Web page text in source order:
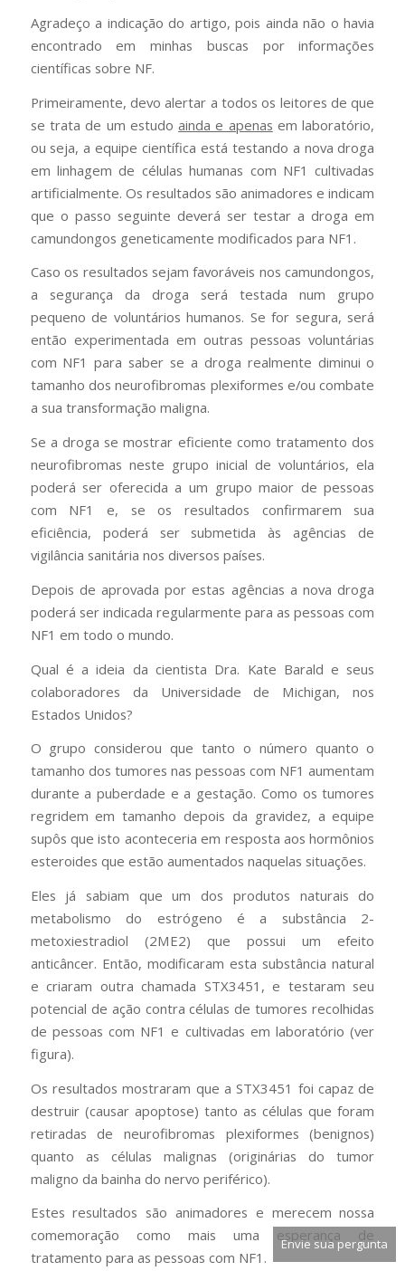
Envie sua pergunta
Agradeço a indicação do artigo, pois ainda não o havia
encontrado em minhas buscas por informações
científicas sobre NF.
Primeiramente, devo alertar a todos os leitores de que
se trata de um estudoainda e apenas em laboratório,
ou seja, a equipe científica está testando a nova droga
em linhagem de células humanas com NF1 cultivadas
artificialmente. Os resultados são animadores e indicam
que o passo seguinte deverá ser testar a droga em
camundongos geneticamente modificados para NF1.
Caso os resultados sejam favoráveis nos camundongos,
a segurança da droga será testada num grupo
pequeno de voluntários humanos. Se for segura, será
então experimentada em outras pessoas voluntárias
com NF1 para saber se a droga realmente diminui o
tamanho dos neurofibromas plexiformes e/ou combate
a sua transformação maligna.
Se a droga se mostrar eficiente como tratamento dos
neurofibromas neste grupo inicial de voluntários, ela
poderá ser oferecida a um grupo maior de pessoas
com NF1 e, se os resultados confirmarem sua
eficiência, poderá ser submetida às agências de
vigilância sanitária nos diversos países.
Depois de aprovada por estas agências a nova droga
poderá ser indicada regularmente para as pessoas com
NF1 em todo o mundo.
Qual é a ideia da cientista Dra. Kate Barald e seus
colaboradores da Universidade de Michigan, nos
Estados Unidos?
O grupo considerou que tanto o número quanto o
tamanho dos tumores nas pessoas com NF1 aumentam
durante a puberdade e a gestação. Como os tumores
regridem em tamanho depois da gravidez, a equipe
supôs que isto aconteceria em resposta aos hormônios
esteroides que estão aumentados naquelas situações.
Eles já sabiam que um dos produtos naturais do
metabolismo do estrógeno é a substância 2-
metoxiestradiol (2ME2) que possui um efeito
anticâncer. Então, modificaram esta substância natural
e criaram outra chamada STX3451, e testaram seu
potencial de ação contra células de tumores recolhidas
de pessoas com NF1 e cultivadas em laboratório (ver
figura).
Os resultados mostraram que a STX3451 foi capaz de
destruir (causar apoptose) tanto as células que foram
retiradas de neurofibromas plexiformes (benignos)
quanto as células malignas (originárias do tumor
maligno da bainha do nervo periférico).
Estes resultados são animadores e merecem nossa
comemoração como mais uma esperança de
tratamento para as pessoas com NF1.